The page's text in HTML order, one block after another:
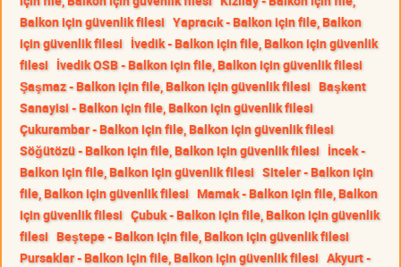
Balkon için güvenlik filesi Yapracık - Balkon için file, Balkon
için güvenlik filesi İvedik - Balkon için file, Balkon için güvenlik
filesi İvedik OSB - Balkon için file, Balkon için güvenlik filesi
Şaşmaz - Balkon için file, Balkon için güvenlik filesi Başkent
Sanayisi - Balkon için file, Balkon için güvenlik filesi
Çukurambar - Balkon için file, Balkon için güvenlik filesi
Söğütözü - Balkon için file, Balkon için güvenlik filesi İncek -
Balkon için file, Balkon için güvenlik filesi Siteler - Balkon için
file, Balkon için güvenlik filesi Mamak - Balkon için file, Balkon
için güvenlik filesi Çubuk - Balkon için file, Balkon için güvenlik
filesi Beştepe - Balkon için file, Balkon için güvenlik filesi
Pursaklar - Balkon için file, Balkon için güvenlik filesi Akyurt -